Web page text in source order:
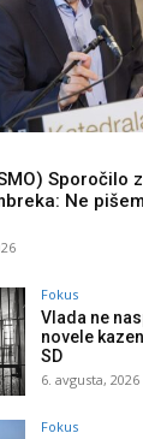
Sporočilo
Ne
Fokus
Vlada ne
novele
SD
6. avgusta, 2026
Fokus